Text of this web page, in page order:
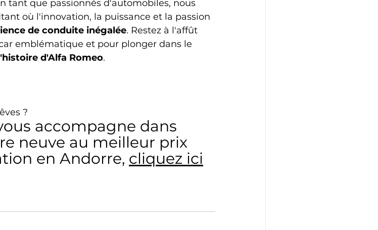
tant que passionnés d'automobiles, nous
où l'innovation, la puissance et la passion
de conduite inégalée. Restez à l'affût
emblématique et pour plonger dans le
d'Alfa Romeo.
?
accompagne dans
neuve au meilleur prix
en Andorre, cliquez ici